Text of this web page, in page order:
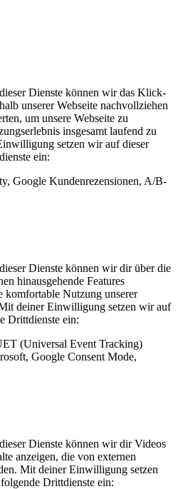
Dienste können wir das Klick-
unserer Webseite nachvollziehen
um unsere Webseite zu
insgesamt laufend zu
setzen wir auf dieser
ein:
Google Kundenrezensionen, A/B-
Dienste können wir dir über die
hinausgehende Features
komfortable Nutzung unserer
deiner Einwilligung setzen wir auf
Drittdienste ein:
(Universal Event Tracking)
Google Consent Mode,
Dienste können wir dir Videos
anzeigen, die von externen
Mit deiner Einwilligung setzen
Drittdienste ein: